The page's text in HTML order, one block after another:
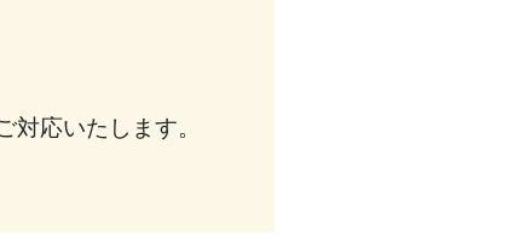
応いたします。